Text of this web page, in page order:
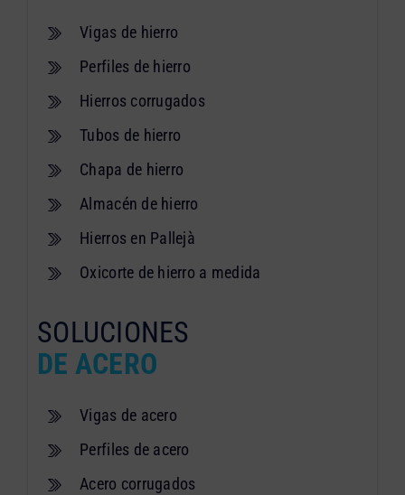
Vigas de hierro
Perfiles de hierro
Hierros corrugados
Tubos de hierro
Chapa de hierro
Almacén de hierro
Hierros en Pallejà
Oxicorte de hierro a medida
SOLUCIONES
DE ACERO
Vigas de acero
Perfiles de acero
Acero corrugados